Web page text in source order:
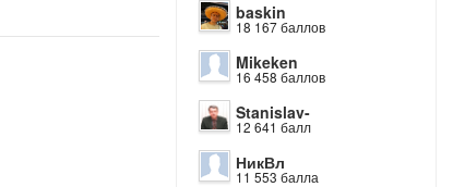
baskin
18 167 баллов
Mikeken
16 458 баллов
Stanislav-
12 641 балл
НикВл
11 553 балла